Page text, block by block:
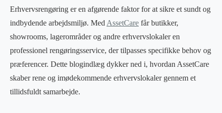
Erhvervsrengøring er en afgørende faktor for at sikre et sundt og
indbydende arbejdsmiljø. Med AssetCare får butikker,
showrooms, lagerområder og andre erhvervslokaler en
professionel rengøringsservice, der tilpasses specifikke behov og
præferencer. Dette blogindlæg dykker ned i, hvordan AssetCare
skaber rene og imødekommende erhvervslokaler gennem et
tillidsfuldt samarbejde.